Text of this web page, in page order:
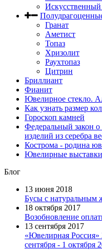
Гранат
Аметист
Топаз
Хризолит
Раухтопаз
Цитрин
Бриллиант
Фианит
Ювелирное стекло.
Как узнать размер
Гороскоп камней
Федеральный закон
изделий из серебра
Кострома - родина
Ювелирные выставки
Блог
13 июня 2018
Бусы с натуральным
18 октября 2017
Возобновление
13 сентября 2017
«Ювелирная
сентября - 1 октября